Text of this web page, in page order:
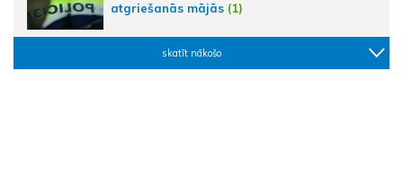
atgriešanās mājās (1)
skatīt nākošo